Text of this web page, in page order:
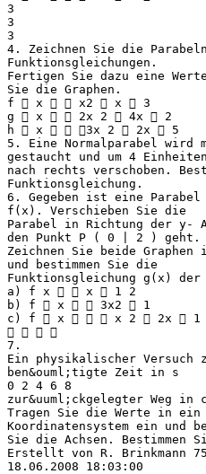
3
3
3
4. Zeichnen Sie die Parabeln
Funktionsgleichungen.
Fertigen Sie dazu eine
Sie die Graphen.
f  x   x2  x  3
g  x   2x 2  4x  2
h  x   3x 2  2x  5
5. Eine Normalparabel wird
gestaucht und um 4 Einheiten
nach rechts verschoben.
Funktionsgleichung.
6. Gegeben ist eine
f(x). Verschieben Sie die
Parabel in Richtung der y-
den Punkt P ( 0 | 2 ) geht.
Zeichnen Sie beide Graphen
und bestimmen Sie die
Funktionsgleichung g(x) der
a) f x   x  1 2
b) f  x   3x2  1
c) f  x    x 2  2x  1
   
7.
Ein physikalischer Versuch
ben&ouml;tigte Zeit in s
0 2 4 6 8
zur&uuml;ckgelegter Weg in
Tragen Sie die Werte in ein
Koordinatensystem ein und
Sie die Achsen. Bestimmen
Erstellt von R. Brinkmann
18.06.2008 18:03:00